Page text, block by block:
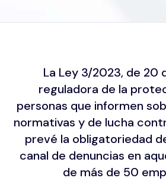
La Ley 3/2023, de 20
reguladora de la
personas que informen
normativas y de lucha
prevé la obligatoriedad
canal de denuncias en
de más de 50